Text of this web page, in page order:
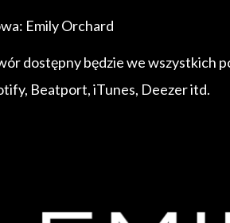
Emily Orchard
dostępny będzie we wszystkich
Beatport, iTunes, Deezer itd.